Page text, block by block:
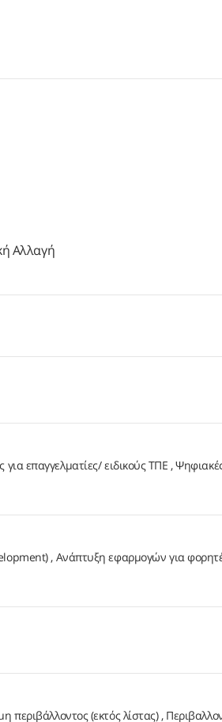
Αλλαγή
για επαγγελματίες/ ειδικούς ΤΠΕ
Ανάπτυξη εφαρμογών για
περιβάλλοντος (εκτός λίστας)